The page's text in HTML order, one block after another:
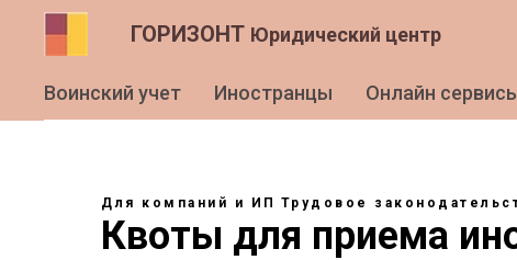
ГОРИЗОНТ Юридический центр
Воинский учет
Иностранцы Онлайн
Для компаний и ИП Трудовое
Квоты для приема